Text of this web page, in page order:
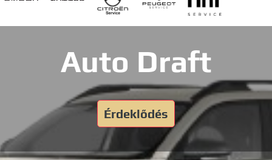
Auto Draft
Érdeklődés